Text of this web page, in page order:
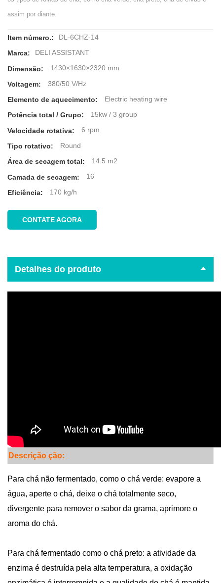
assim por diante.
Item número.: DL-6CHZ-14
Marca: DELI ASSISTANT
Dimensão: 1430×1630×2320 mm
Voltagem: 380/50 V/Hz
Elemento de aquecimento: Electric heating wire
Potência total / Grupo: 15kw / 3 group
Velocidade rotativa: 6 rpm
Tipo rotativo: Round
Área de secagem total: 14.5 m2
Camada de secagem: 16
Eficiência: 170 kg/h
CONTATE AGORA
Detalhes do produto
Descrição ção:
Para chá não fermentado, como o chá verde: evapore a
água, aperte o chá, deixe o chá totalmente seco,
divergente para remover o sabor da grama, aprimore o
aroma do chá.
Para chá fermentado como o chá preto: a atividade da
enzima é destruída pela alta temperatura, a oxidação